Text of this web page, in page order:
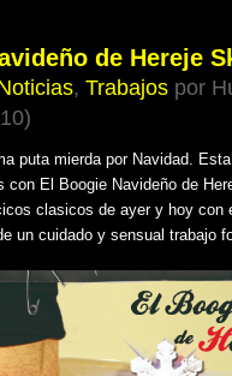
de Hereje
, Trabajospor
puta mierda por Navidad.
con El Boogie Navideño de
clasicos de ayer y hoy con
un cuidado y sensual trabajo